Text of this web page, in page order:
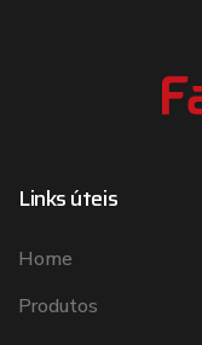
Links úteis
Home
Produtos